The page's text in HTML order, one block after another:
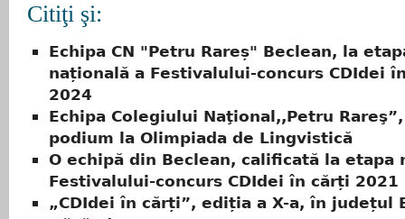
Citiţi şi:
Echipa CN "Petru Rareș" Beclean, la
națională a Festivalului-concurs CDIdei
2024
Echipa Colegiului Naţional,,Petru
podium la Olimpiada de Lingvistică
O echipă din Beclean, calificată la etapa
Festivalului-concurs CDIdei în cărți 2021
„CDIdei în cărți”, ediția a X-a, în județul